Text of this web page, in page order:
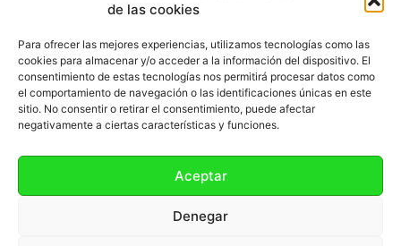
de las cookies
Para ofrecer las mejores experiencias, utilizamos tecnologías como las
cookies para almacenar y/o acceder a la información del dispositivo. El
consentimiento de estas tecnologías nos permitirá procesar datos como
el comportamiento de navegación o las identificaciones únicas en este
sitio. No consentir o retirar el consentimiento, puede afectar
negativamente a ciertas características y funciones.
Aceptar
Denegar
SOBRE NOSOTROS